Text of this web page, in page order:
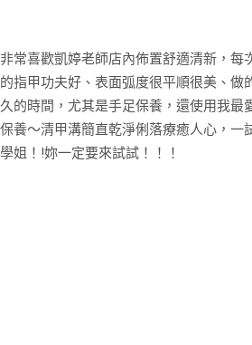
非常喜歡凱婷老師店內佈置舒適清新，每
的指甲功夫好、表面弧度很平順很美、做
久的時間，尤其是手足保養，還使用我最
保養～清甲溝簡直乾淨俐落療癒人心，一
學姐！!妳一定要來試試！！！